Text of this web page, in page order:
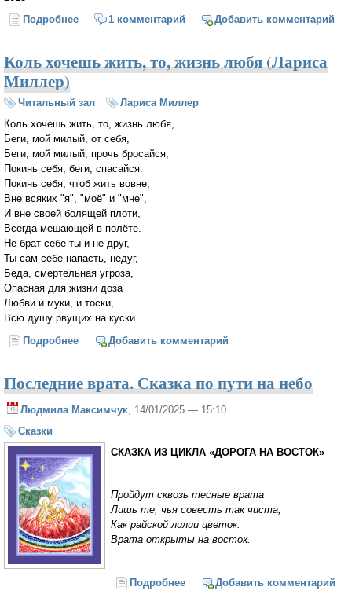
Подробнее о Ни электричества, ни газа
1 комментарий Добавить комментарий
Коль хочешь жить, то, жизнь любя (Лариса
Миллер)
Читальный зал
Лариса Миллер
Коль хочешь жить, то, жизнь любя,
Беги, мой милый, от себя,
Беги, мой милый, прочь бросайся,
Покинь себя, беги, спасайся.
Покинь себя, чтоб жить вовне,
Вне всяких "я", "моё" и "мне",
И вне своей болящей плоти,
Всегда мешающей в полёте.
Не брат себе ты и не друг,
Ты сам себе напасть, недуг,
Беда, смертельная угроза,
Опасная для жизни доза
Любви и муки, и тоски,
Всю душу рвущих на куски.
Подробнее о Коль хочешь жить, то, жизнь любя (Лариса
Добавить комментарий
Последние врата. Сказка по пути на небо
Людмила Максимчук, 14/01/2025 — 15:10
Сказки
СКАЗ­КА ИЗ ЦИКЛА «ДОРОГА НА ВОСТОК»
Прой­дут сквозь тес­ные вра­та
Лишь те, чья со­весть так чи­ста,
Как рай­ской ли­лии цве­ток.
Вра­та от­кры­ты на вос­ток.
Подробнее о Последние врата. Сказка по
Добавить комментарий